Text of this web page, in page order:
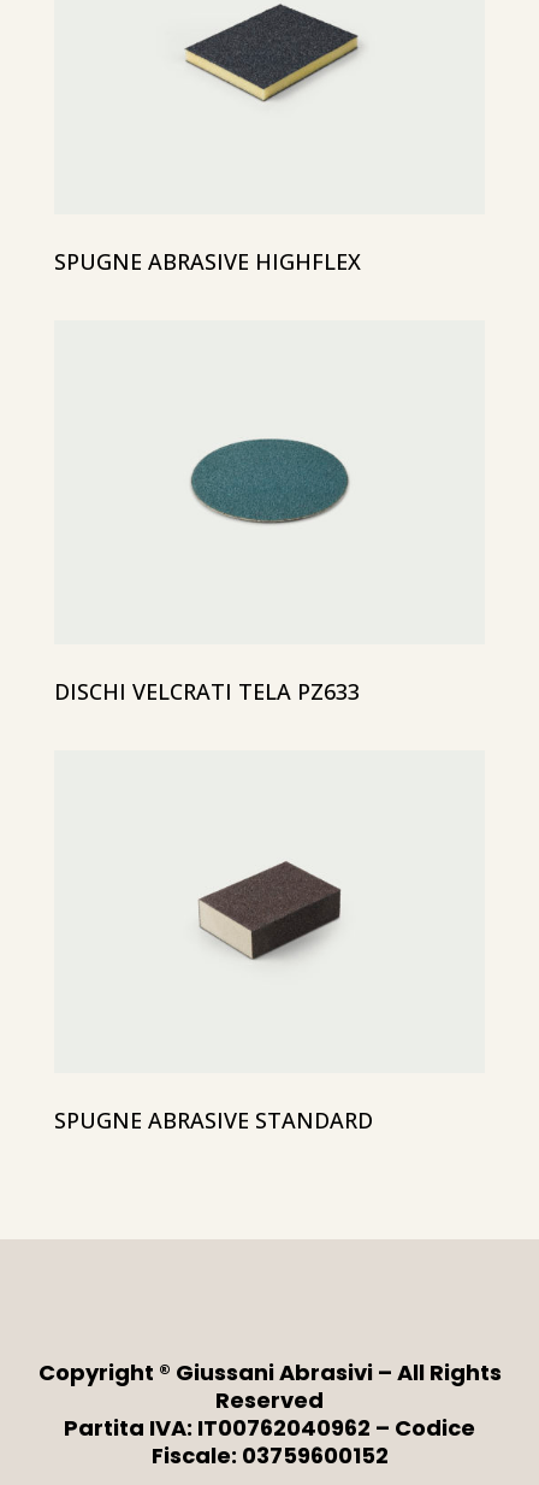
SPUGNE ABRASIVE HIGHFLEX
DISCHI VELCRATI TELA PZ633
SPUGNE ABRASIVE STANDARD
Copyright ® Giussani Abrasivi – All Rights
Reserved
Partita IVA: IT00762040962 – Codice
Fiscale: 03759600152